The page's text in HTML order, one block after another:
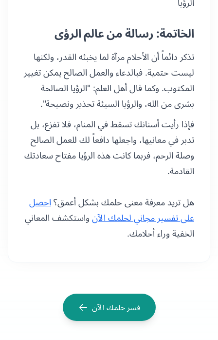
الرؤيا
الخاتمة: رسالة من عالم الرؤى
تذكر دائماً أن الأحلام مرآة لما يخبئه القدر، ولكنها
ليست حتمية. فبالدعاء والعمل الصالح يمكن تغيير
المكتوب. وكما قال أهل العلم: "الرؤيا الصالحة
بشرى من الله، والرؤيا السيئة تحذير ونصيحة".
فإذا رأيت أسنانك تسقط في المنام، فلا تفزع، بل
تدبر في معانيها، واجعلها دافعاً لك للعمل الصالح
وصلة الرحم، فربما كانت هذه الرؤيا مفتاح سعادتك
القادمة.
هل تريد معرفة معنى حلمك بشكل أعمق؟ احصل
على تفسير مجاني لحلمك الآن واستكشف المعاني
الخفية وراء أحلامك.
فسر حلمك الآن